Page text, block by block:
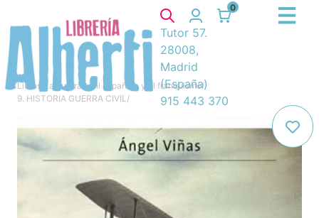
0
Tutor 57.
28008,
Madrid
(España)
915 443 370
Libros La guerra civil española y el franquismo/
9. HISTORIA GUERRA CIVIL/